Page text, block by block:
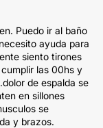
Puedo ir al baño
ayuda para
siento tirones
las 00hs y
de espalda se
en sillones
se
y brazos.